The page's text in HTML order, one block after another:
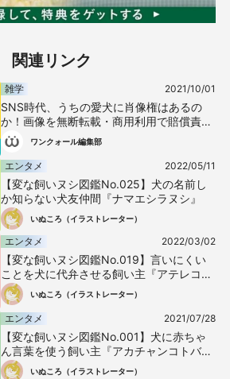
関連リンク
雑学 2021/10/01
SNS時代、うちの愛犬に肖像権はあるの
か！画像を無断転載・商用利用で賠償責任
を問える？ワンクォール編集部
エンタメ 2022/05/11
【変な飼いヌシ図鑑No.025】犬の名前し
か知らない犬友仲間『ナマエシラヌシ』
いぬころ（イラストレーター）
エンタメ 2022/03/02
【変な飼いヌシ図鑑No.019】言いにくい
ことを犬に代弁させる飼い主『アテレコシ
ガチヌシ』いぬころ（イラストレーター）
エンタメ 2021/07/28
【変な飼いヌシ図鑑No.001】犬に赤ちゃ
ん言葉を使う飼い主『アカチャンコトバツ
カイヌシ』いぬころ（イラストレーター）